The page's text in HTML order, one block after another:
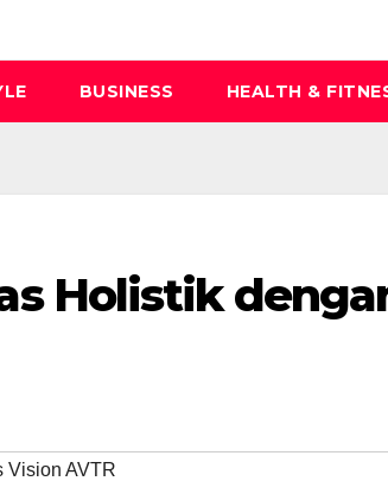
BUSINESS HEALTH &
Holistik
Vision AVTR